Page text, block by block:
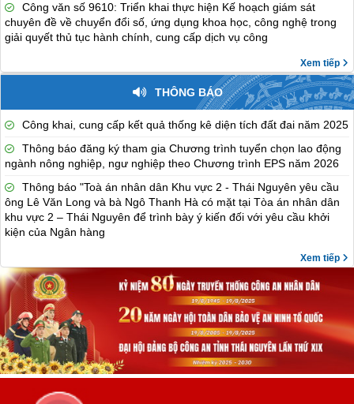
Công văn số 9610: Triển khai thực hiện Kế hoạch giám sát
chuyên đề về chuyển đổi số, ứng dụng khoa học, công nghệ trong
giải quyết thủ tục hành chính, cung cấp dịch vụ công
Xem tiếp
THÔNG BÁO
Công khai, cung cấp kết quả thống kê diện tích đất đai năm 2025
Thông báo đăng ký tham gia Chương trình tuyển chọn lao động
ngành nông nghiệp, ngư nghiệp theo Chương trình EPS năm 2026
Thông báo "Toà án nhân dân Khu vực 2 - Thái Nguyên yêu cầu
ông Lê Văn Long và bà Ngô Thanh Hà có mặt tại Tòa án nhân dân
khu vực 2 – Thái Nguyên để trình bày ý kiến đối với yêu cầu khởi
kiện của Ngân hàng
Xem tiếp